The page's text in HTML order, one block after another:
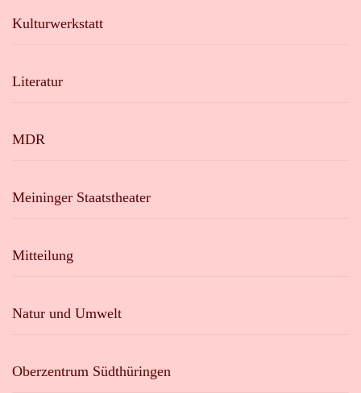
Kulturwerkstatt
Literatur
MDR
Meininger Staatstheater
Mitteilung
Natur und Umwelt
Oberzentrum Südthüringen